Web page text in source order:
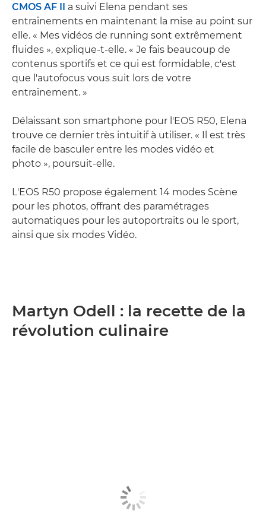
CMOS AF II a suivi Elena pendant ses
entraînements en maintenant la mise au point sur
elle. « Mes vidéos de running sont extrêmement
fluides », explique-t-elle. « Je fais beaucoup de
contenus sportifs et ce qui est formidable, c'est
que l'autofocus vous suit lors de votre
entraînement. »
Délaissant son smartphone pour l'EOS R50, Elena
trouve ce dernier très intuitif à utiliser. « Il est très
facile de basculer entre les modes vidéo et
photo », poursuit-elle.
L'EOS R50 propose également 14 modes Scène
pour les photos, offrant des paramétrages
automatiques pour les autoportraits ou le sport,
ainsi que six modes Vidéo.
Martyn Odell : la recette de la
révolution culinaire